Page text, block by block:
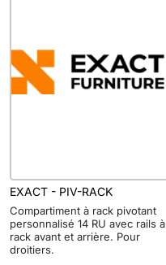
EXACT - PIV-RACK
Compartiment à rack pivotant
personnalisé 14 RU avec rails à
rack avant et arrière. Pour
droitiers.